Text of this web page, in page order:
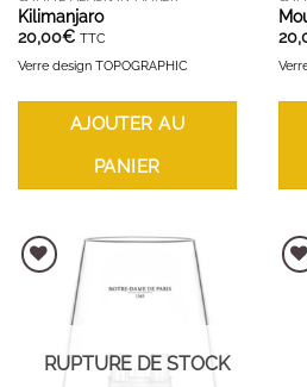
Kilimanjaro
20,00€ TTC
Verre design TOPOGRAPHIC
AJOUTER AU
PANIER
AJOUTER À LA LISTE D'ENVIES
RUPTURE DE STOCK